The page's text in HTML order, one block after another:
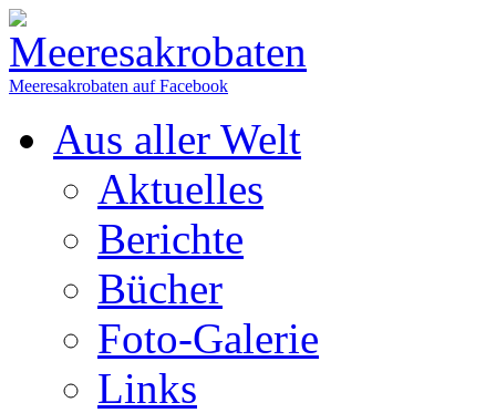
Meeresakrobaten auf Facebook
Aus aller Welt
Aktuelles
Berichte
Bücher
Foto-Galerie
Links